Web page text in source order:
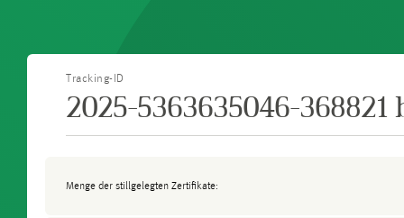
Tracking-ID
2025-5363635046-368821
Menge der stillgelegten Zertifikate: